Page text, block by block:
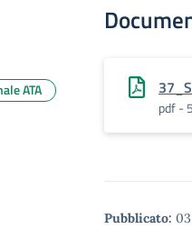
pdf -
Pubblicato:
ATA